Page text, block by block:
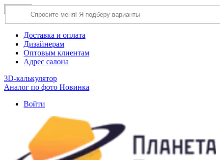
О компании
Доставка и оплата
Дизайнерам
Оптовым клиентам
Адрес салона
3D-калькулятор
Аналог по фото Новинка
Войти